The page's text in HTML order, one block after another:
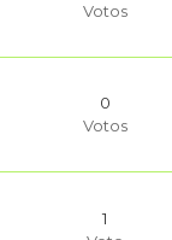
Votos
0
Votos
1